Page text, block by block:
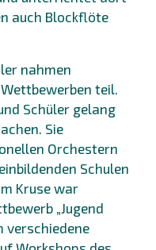
auch Blockflöte
nahmen
teil.
Schüler gelang
Sie
Orchestern
Schulen
Kruse war
„Jugend
verschiedene